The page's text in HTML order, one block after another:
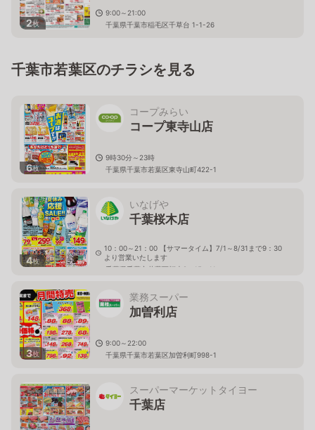
2枚
9:00～21:00
千葉県千葉市稲毛区千草台 1-1-26
千葉市若葉区のチラシを見る
6枚
コープみらい
コープ東寺山店
9時30分～23時
千葉県千葉市若葉区東寺山町422-1
4枚
いなげや
千葉桜木店
10：00～21：00 【サマータイム】7/1～8/31まで9：30
より営業いたします
千葉県千葉市若葉区桜木8－15－11
3枚
業務スーパー
加曽利店
9:00～22:00
千葉県千葉市若葉区加曽利町998-1
スーパーマーケットタイヨー
千葉店